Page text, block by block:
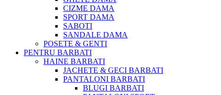
CIZME DAMA
SPORT DAMA
SABOTI
SANDALE DAMA
POSETE & GENTI
PENTRU BARBATI
HAINE BARBATI
JACHETE & GECI BARBATI
PANTALONI BARBATI
BLUGI BARBATI